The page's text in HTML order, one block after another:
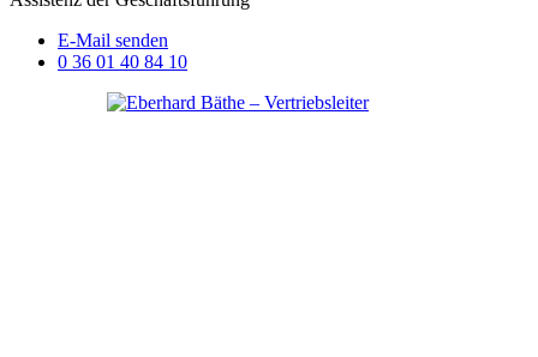
E-Mail senden
0 36 01 40 84 10